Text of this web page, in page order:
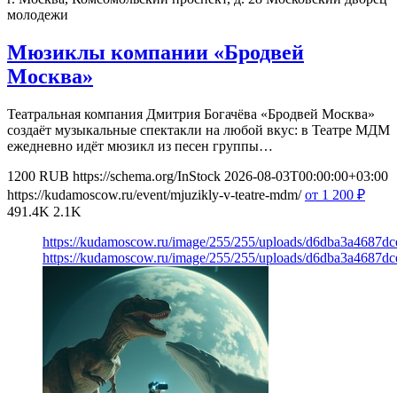
молодежи
Мюзиклы компании «Бродвей
Москва»
Театральная компания Дмитрия Богачёва «Бродвей Москва»
создаёт музыкальные спектакли на любой вкус: в Театре МДМ
ежедневно идёт мюзикл из песен группы…
1200 RUB https://schema.org/InStock 2026-08-03T00:00:00+03:00
https://kudamoscow.ru/event/mjuzikly-v-teatre-mdm/ от 1 200 ₽
491.4K 2.1K
https://kudamoscow.ru/image/255/255/uploads/
https://kudamoscow.ru/image/255/255/uploads/